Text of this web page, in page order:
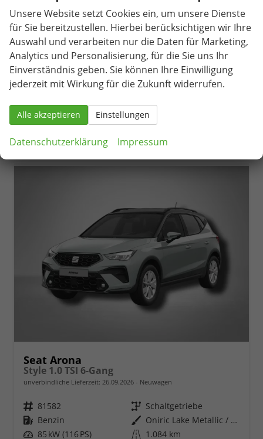
Fahrzeugnr. 81590 Getriebe Schaltgetriebe
Kraftstoff Benzin Außenfarbe
Magnetic Grau Metallic / Dach in Midnight Schwarz Metallic
Leistung 85 kW (116 PS) Kilometerstand 1.053 km
25.290,– € Details
Verbrauch kombiniert:5,60 l/100km
CO2-Klasse:D
CO -Emissionen:128,00 g/km
Seat Arona
Style 1.0 TSI 6-Gang
unverbindliche Lieferzeit: 26.09.2026 Neuwagen
Fahrzeugnr. 81582 Getriebe Schaltgetriebe
Kraftstoff Benzin Außenfarbe
Oniric Lake Metallic / Dach in Midnight Schwarz Metallic
Leistung 85 kW (116 PS) Kilometerstand 1.084 km
Unsere Website setzt Cookies ein, um unsere Dienste
für Sie bereitzustellen. Hierbei berücksichtigen wir Ihre
Auswahl und verarbeiten nur die Daten für Marketing,
Analytics und Personalisierung, für die Sie uns Ihr
Einverständnis geben. Sie können Ihre Einwilligung
jederzeit mit Wirkung für die Zukunft widerrufen.
Alle akzeptieren Einstellungen
Datenschutzerklärung Impressum